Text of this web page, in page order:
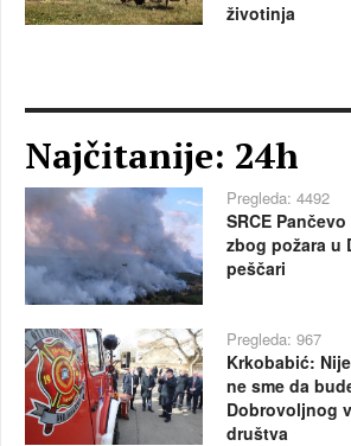
životinja
Najčitanije: 24h
Pregleda: 4492
SRCE
zbog požara u
peščari
Pregleda: 967
Krkobabić:
ne sme da
Dobrovoljnog
društva